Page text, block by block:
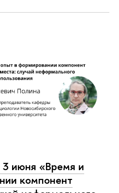
июня «Время и
компонент